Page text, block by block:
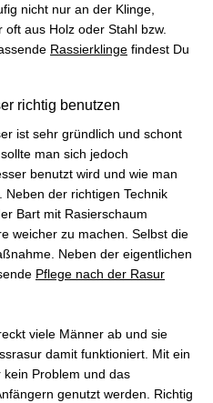
Sea Breeze
Schuppen und die
ich kaufe kein
- 100g 1x 100g
nicht nur an der Klinge,
aus Holz oder Stahl bzw.
Rassierklinge findest Du
richtig benutzen
ist sehr gründlich und schont
man sich jedoch
benutzt wird und wie man
Bart mit Rasierschaum
weicher zu machen. Selbst die
Neben der eigentlichen
Pflege nach der Rasur
viele Männer ab und sie
damit funktioniert. Mit ein
Problem und das
genutzt werden. Richtig